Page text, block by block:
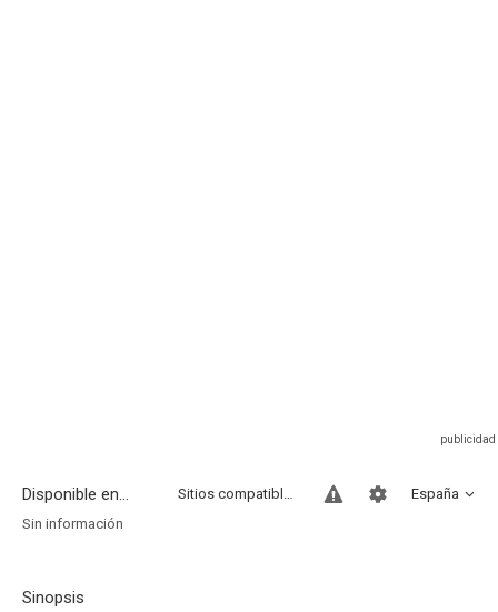
Disponible en... España
Sitios compatibles
Sin información
Sinopsis